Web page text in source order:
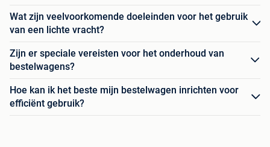
Wat zijn veelvoorkomende doeleinden voor het gebruik
van een lichte vracht?
Zijn er speciale vereisten voor het onderhoud van
bestelwagens?
Hoe kan ik het beste mijn bestelwagen inrichten voor
efficiënt gebruik?